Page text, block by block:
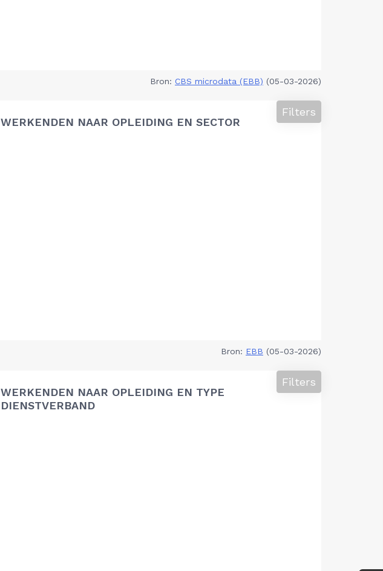
Bron: CBS microdata (EBB) (05-03-2026)
WERKENDEN NAAR OPLEIDING EN SECTOR
Filters
Bron: EBB (05-03-2026)
WERKENDEN NAAR OPLEIDING EN TYPE
DIENSTVERBAND
Filters